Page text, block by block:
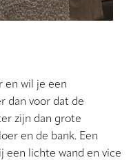
en wil je een
dan voor dat de
zijn dan grote
en de bank. Een
een lichte wand en vice